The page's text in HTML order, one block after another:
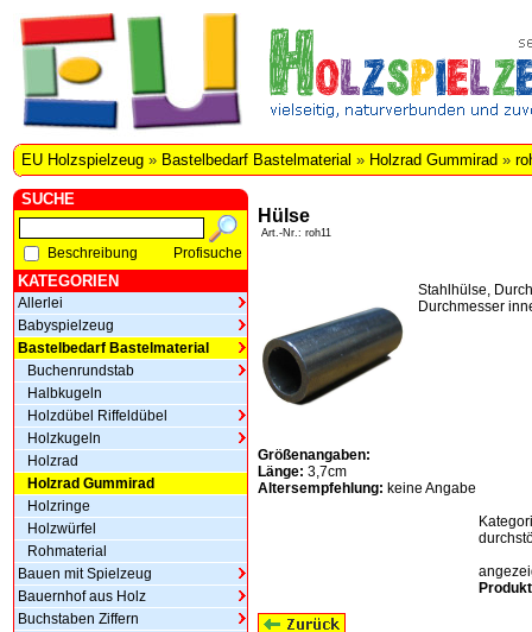
EU Holzspielzeug » Bastelbedarf Bastelmaterial » Holzrad Gummirad »
SUCHE
Beschreibung Profisuche
KATEGORIEN
Allerlei
Babyspielzeug
Bastelbedarf Bastelmaterial
Buchenrundstab
Halbkugeln
Holzdübel Riffeldübel
Holzkugeln
Holzrad
Holzrad Gummirad
Holzringe
Holzwürfel
Rohmaterial
Bauen mit Spielzeug
Bauernhof aus Holz
Buchstaben Ziffern
Hülse
Art.-Nr.: roh11
Stahlhülse,
Durchmesser
Größenangaben:
Länge: 3,7cm
Altersempfehlung: keine Angabe